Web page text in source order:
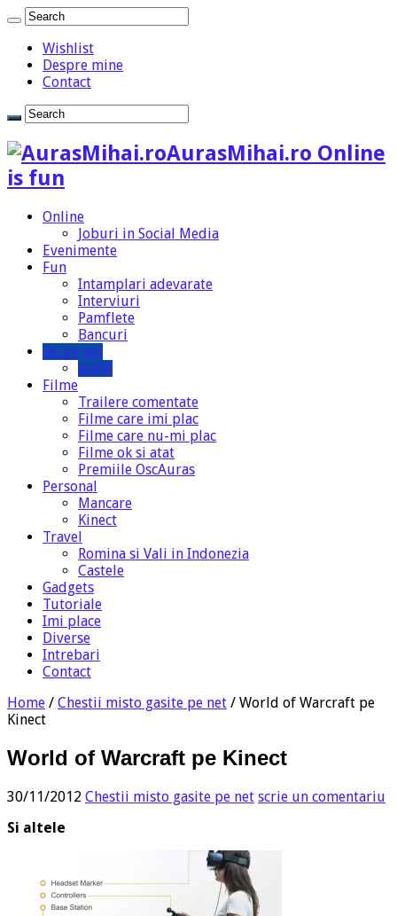
Wishlist
Despre mine
Contact
AurasMihai.ro Online
is fun
Online
Joburi in Social Media
Evenimente
Fun
Intamplari adevarate
Interviuri
Pamflete
Bancuri
De pe net
WOW
Filme
Trailere comentate
Filme care imi plac
Filme care nu-mi plac
Filme ok si atat
Premiile OscAuras
Personal
Mancare
Kinect
Travel
Romina si Vali in Indonezia
Castele
Gadgets
Tutoriale
Imi place
Diverse
Intrebari
Contact
Home / Chestii misto gasite pe net / World of Warcraft pe
Kinect
World of Warcraft pe Kinect
30/11/2012 Chestii misto gasite pe net scrie un comentariu
Si altele